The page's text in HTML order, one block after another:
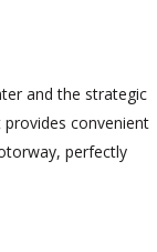
and the strategic
convenient
perfectly